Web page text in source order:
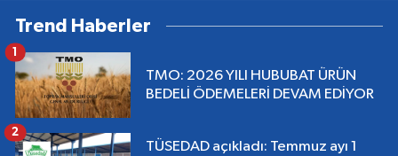
Trend Haberler
TMO: 2026 YILI HUBUBAT ÜRÜN
BEDELİ ÖDEMELERİ DEVAM EDİYOR
1
TÜSEDAD açıkladı: Temmuz ayı 1
2